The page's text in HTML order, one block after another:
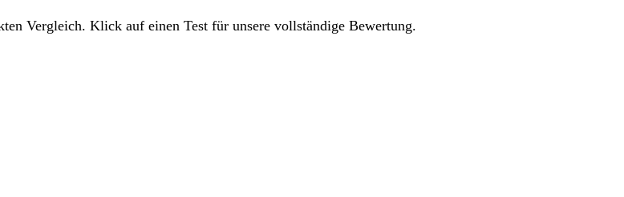
Vergleich. Klick auf einen Test für unsere vollständige Bewertung.